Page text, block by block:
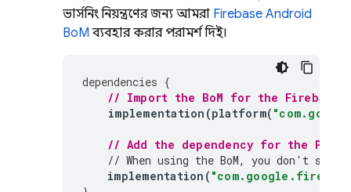
ভার্সনিং নিয়ন্ত্রণের জন্য আমরা Firebase Android
BoM ব্যবহার করার পরামর্শ দিই।
dependencies {
// Import the BoM for the Firebase
implementation (platform(
// Add the dependency for the
// When using the BoM, you don't
implementation (